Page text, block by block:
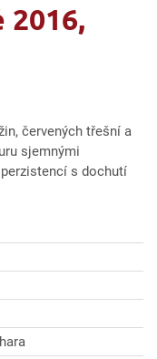
2016,
červených třešní a
sjemnými
s dochutí